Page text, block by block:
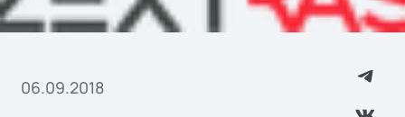
06.09.2018